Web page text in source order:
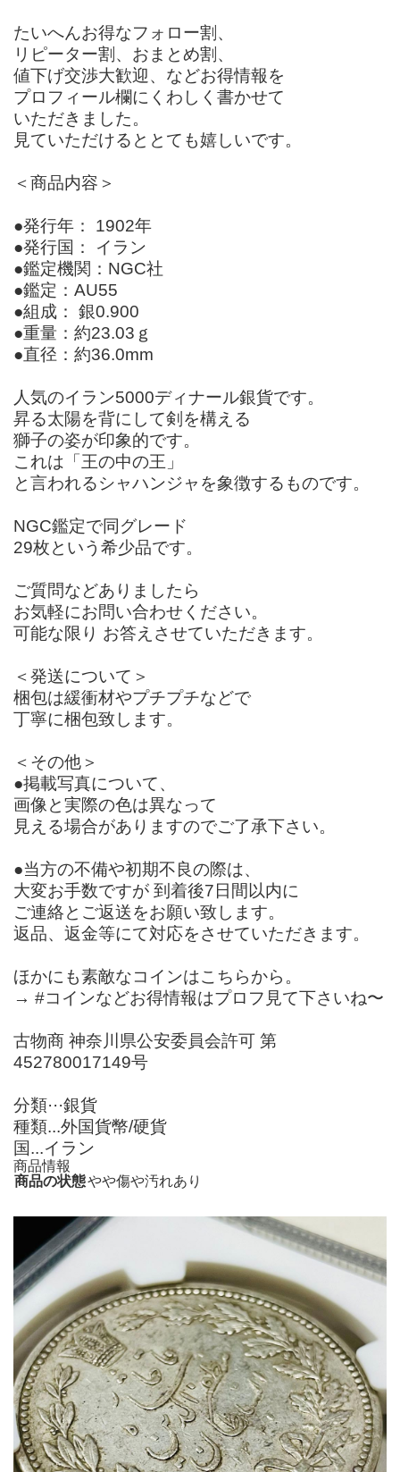
たいへんお得なフォロー割、
リピーター割、おまとめ割、
値下げ交渉大歓迎、などお得情報を
プロフィール欄にくわしく書かせて
いただきました。
見ていただけるととても嬉しいです。
＜商品内容＞
●発行年： 1902年
●発行国： イラン
●鑑定機関：NGC社
●鑑定：AU55
●組成： 銀0.900
●重量：約23.03ｇ
●直径：約36.0mm
人気のイラン5000ディナール銀貨です。
昇る太陽を背にして剣を構える
獅子の姿が印象的です。
これは「王の中の王」
と言われるシャハンジャを象徴するものです。
NGC鑑定で同グレード
29枚という希少品です。
ご質問などありましたら
お気軽にお問い合わせください。
可能な限り お答えさせていただきます。
＜発送について＞
梱包は緩衝材やプチプチなどで
丁寧に梱包致します。
＜その他＞
●掲載写真について、
画像と実際の色は異なって
見える場合がありますのでご了承下さい。
●当方の不備や初期不良の際は、
大変お手数ですが 到着後7日間以内に
ご連絡とご返送をお願い致します。
返品、返金等にて対応をさせていただきます。
ほかにも素敵なコインはこちらから。
→ #コインなどお得情報はプロフ見て下さいね〜
古物商 神奈川県公安委員会許可 第
452780017149号
分類···銀貨
種類...外国貨幣/硬貨
国...イラン
商品情報
商品の状態やや傷や汚れあり